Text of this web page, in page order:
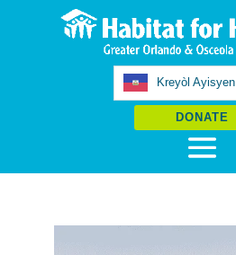
Kreyòl Ayisyen
DONATE